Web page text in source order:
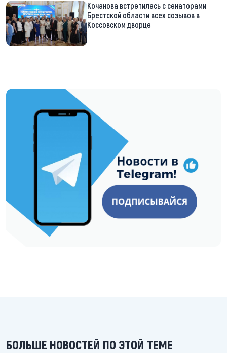
Кочанова встретилась с сенаторами
Брестской области всех созывов в
Коссовском дворце
https://t.me/minskctvby
БОЛЬШЕ НОВОСТЕЙ ПО ЭТОЙ ТЕМЕ